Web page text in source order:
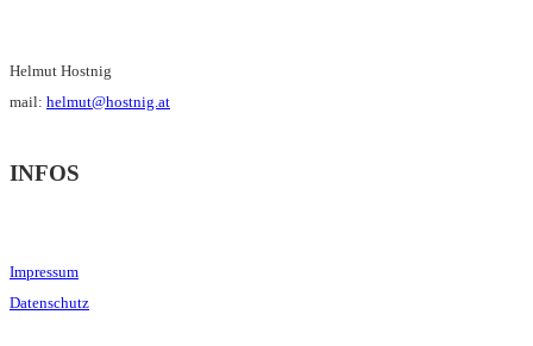
Helmut Hostnig
mail: helmut@hostnig.at
INFOS
Impressum
Datenschutz